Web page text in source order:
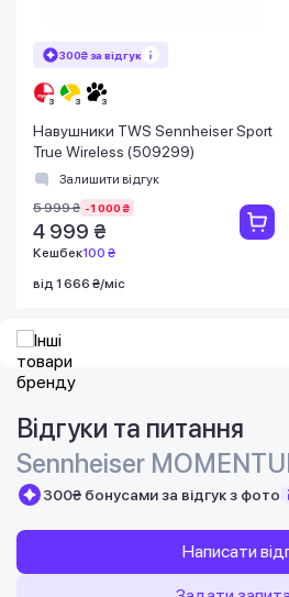
300₴ за відгук
Навушники TWS Sennheiser Sport
True Wireless (509299)
Залишити відгук
5 999 ₴ -1 000 ₴
4 999 ₴
Кешбек100 ₴
від 1 666 ₴/міс
Відгуки та питання
Sennheiser
300₴ бонусами за відгук з фото
Написати